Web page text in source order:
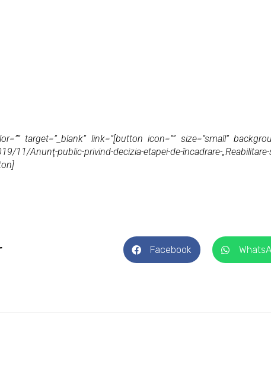
target=”_blank” link=”[button icon=”” size=”small”
Anunţ-public-privind-decizia-etapei-de-încadrare-„Reabilitare-
Facebook